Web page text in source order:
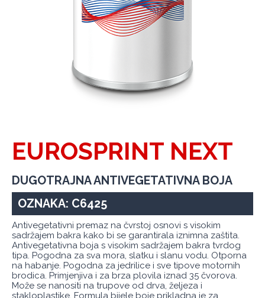
EUROSPRINT NEXT
DUGOTRAJNA ANTIVEGETATIVNA BOJA
OZNAKA: C6425
Antivegetativni premaz na čvrstoj osnovi s visokim
sadržajem bakra kako bi se garantirala iznimna zaštita.
Antivegetativna boja s visokim sadržajem bakra tvrdog
tipa. Pogodna za sva mora, slatku i slanu vodu. Otporna
na habanje. Pogodna za jedrilice i sve tipove motornih
brodica. Primjenjiva i za brza plovila iznad 35 čvorova.
Može se nanositi na trupove od drva, željeza i
stakloplastike. Formula bijele boje prikladna je za